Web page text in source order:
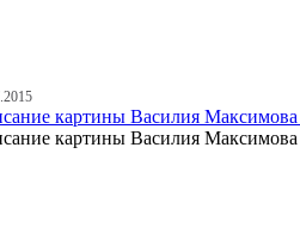
картины Василия Максимова
картины Василия Максимова